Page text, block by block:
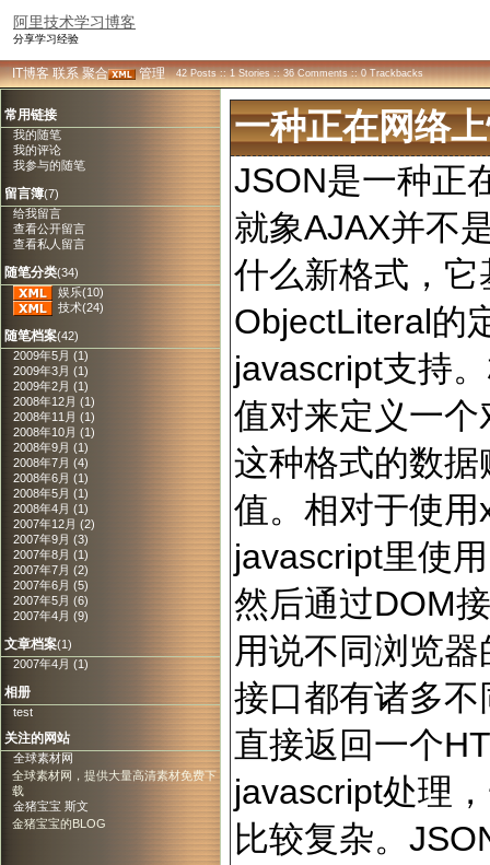
阿里技术学习博客
分享学习经验
IT博客 联系 聚合 管理 42 Posts :: 1 Stories :: 36 Comments :: 0 Trackbacks
常用链接
我的随笔
我的评论
我参与的随笔
留言簿(7)
给我留言
查看公开留言
查看私人留言
随笔分类(34)
娱乐(10)
技术(24)
随笔档案(42)
2009年5月 (1)
2009年3月 (1)
2009年2月 (1)
2008年12月 (1)
2008年11月 (1)
2008年10月 (1)
2008年9月 (1)
2008年7月 (4)
2008年6月 (1)
2008年5月 (1)
2008年4月 (1)
2007年12月 (2)
2007年9月 (3)
2007年8月 (1)
2007年7月 (2)
2007年6月 (5)
2007年5月 (6)
2007年4月 (9)
文章档案(1)
2007年4月 (1)
相册
test
关注的网站
全球素材网
全球素材网，提供大量高清素材免费下
载
金猪宝宝 斯文
金猪宝宝的BLOG
一种正在网络
JSON是一种正
就象AJAX并不
什么新格式，
ObjectLiteral的
javascript支持
值对来定义一
这种格式的数
值。相对于使
javascript里使
然后通过DOM
用说不同浏览
接口都有诸多
直接返回一个
javascript处理
比较复杂。